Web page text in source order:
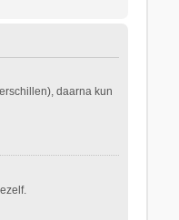
daarna kun